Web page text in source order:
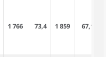
1 766 73,4 1 859 67,1